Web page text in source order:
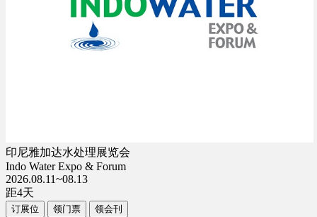
印尼雅加达水处理展览会
Indo Water Expo & Forum
2026.08.11~08.13
距4天
订展位 领门票 领会刊